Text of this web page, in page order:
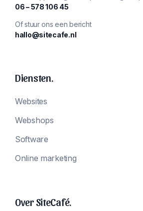
‪06 – 578 106 45‬
Of stuur ons een bericht
hallo@sitecafe.nl
Diensten.
Websites
Webshops
Software
Online marketing
Over SiteCafé.